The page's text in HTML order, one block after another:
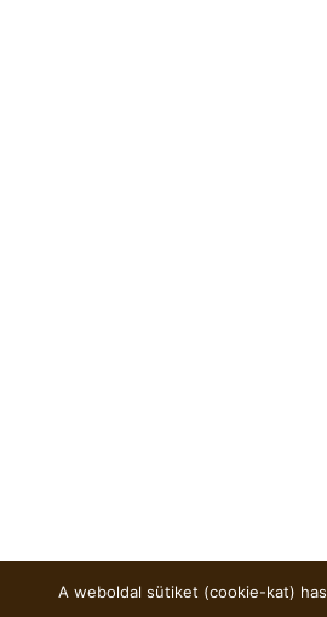
A weboldal sütiket (cookie-kat)